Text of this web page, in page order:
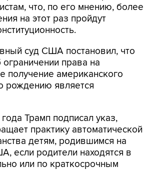
что, по его мнению, более
на этот раз пройдут
суд США постановил, что
права на
получение американского
рождению является
Трамп подписал указ,
практику автоматической
детям, родившимся на
если родители находятся в
или по краткосрочным